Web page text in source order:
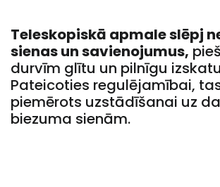
Teleskopiskā apmale slēpj
sienas un savienojumus,
durvīm glītu un pilnīgu
Pateicoties regulējamībai,
piemērots uzstādīšanai uz
biezuma sienām.